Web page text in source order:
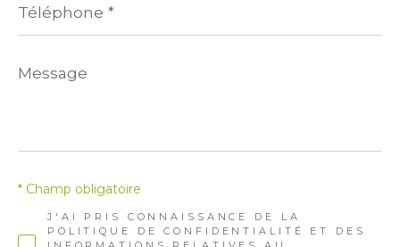
*
Message
*
J'AI PRIS CONNAISSANCE DE LA
POLITIQUE DE CONFIDENTIALITÉ ET DES
* Champ obligatoire